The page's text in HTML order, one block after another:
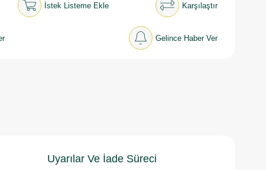
İstek Listeme Ekle Karşılaştır
Gelince Haber Ver
Uyarılar Ve İade Süreci